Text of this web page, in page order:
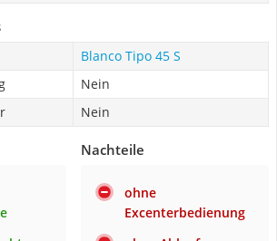
Blanco Tipo 45 S
Nein
Nein
Nachteile
ohne
Excenterbedienung